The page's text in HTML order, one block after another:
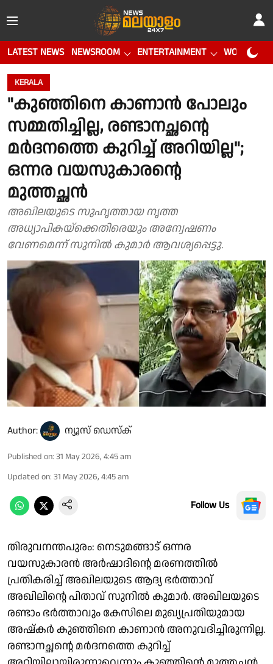
LATEST NEWS NEWSROOM ENTERTAINMENT WORLD CUP
KERALA
"കുഞ്ഞിനെ കാണാൻ പോലും
സമ്മതിച്ചില്ല, രണ്ടാനച്ഛൻ്റെ
മർദനത്തെ കുറിച്ച് അറിയില്ല";
ഒന്നര വയസുകാരൻ്റെ
മുത്തച്ഛൻ
അഖിലയുടെ സുഹൃത്തായ നൃത്ത
അധ്യാപികയ്‌ക്കെതിരെയും അന്വേഷണം
വേണമെന്ന് സുനിൽ കുമാർ ആവശ്യപ്പെട്ടു.
Author: ന്യൂസ് ഡെസ്ക്
Published on: 31 May 2026, 4:45 am
Updated on: 31 May 2026, 4:45 am
Follow Us
തിരുവനന്തപുരം: നെടുമങ്ങാട് ഒന്നര
വയസുകാരൻ അർഷാദിൻ്റെ മരണത്തിൽ
പ്രതികരിച്ച് അഖിലയുടെ ആദ്യ ഭർത്താവ്
അഖിലിൻ്റെ പിതാവ് സുനിൽ കുമാർ. അഖിലയുടെ
രണ്ടാം ഭർത്താവും കേസിലെ മുഖ്യപ്രതിയുമായ
അഷ്‌കർ കുഞ്ഞിനെ കാണാൻ അനുവദിച്ചിരുന്നില്ല.
രണ്ടാനച്ഛൻ്റെ മർദനത്തെ കുറിച്ച്